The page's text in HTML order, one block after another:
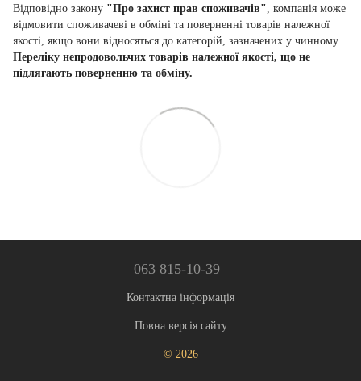
Відповідно закону "Про захист прав споживачів", компанія може
відмовити споживачеві в обміні та поверненні товарів належної
якості, якщо вони відносяться до категорій, зазначених у чинному
Переліку непродовольчих товарів належної якості, що не
підлягають поверненню та обміну.
063 815-10-39
Контактна інформація
Повна версія сайту
© 2026